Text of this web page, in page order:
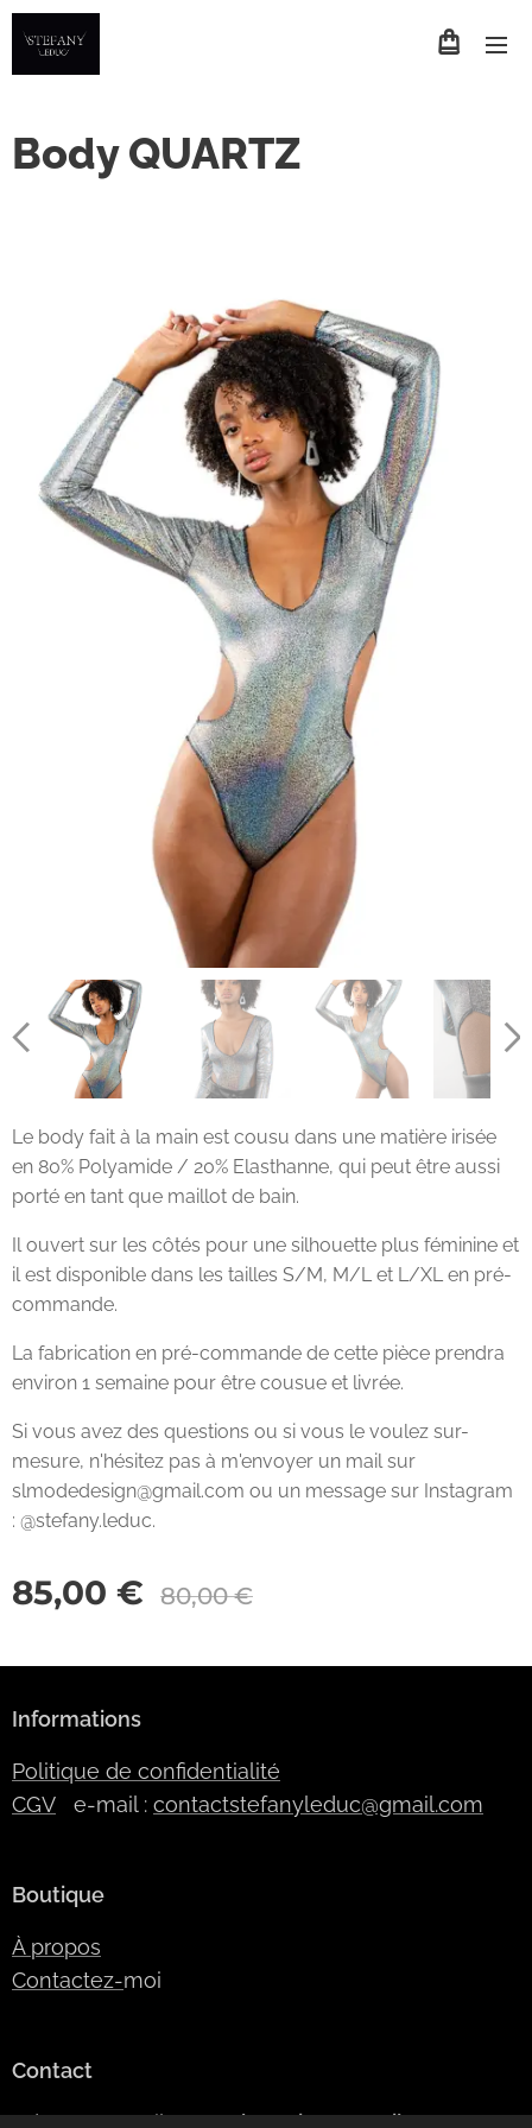
Body QUARTZ
Le body fait à la main est cousu dans une matière irisée
en 80% Polyamide / 20% Elasthanne, qui peut être aussi
porté en tant que maillot de bain.
Il ouvert sur les côtés pour une silhouette plus féminine et
il est disponible dans les tailles S/M, M/L et L/XL en pré-
commande.
La fabrication en pré-commande de cette pièce prendra
environ 1 semaine pour être cousue et livrée.
Si vous avez des questions ou si vous le voulez sur-
mesure, n'hésitez pas à m'envoyer un mail sur
slmodedesign@gmail.com ou un message sur Instagram
: @stefany.leduc.
85,00 € 80,00€
Informations
Politique de confidentialité
CGV e-mail : contactstefanyleduc@gmail.com
Boutique
À propos
Contactez-moi
Contact
Adresse e-mail:SLModeDesign@gmail.com